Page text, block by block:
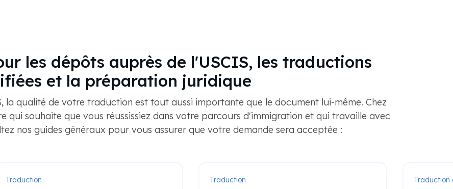
les dépôts auprès de l'USCIS, les traductions
et la préparation juridique
la qualité de votre traduction est tout aussi importante que le document lui-même. Chez
qui souhaite que vous réussissiez dans votre parcours d'immigration et qui travaille avec
nos guides généraux pour vous assurer que votre demande sera acceptée :
Traduction Traduction Traduction